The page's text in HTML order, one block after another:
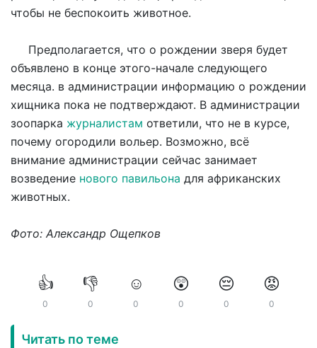
чтобы не беспокоить животное.
Предполагается, что о рождении зверя будет
объявлено в конце этого-начале следующего
месяца. в администрации информацию о рождении
хищника пока не подтверждают. В администрации
зоопарка журналистам ответили, что не в курсе,
почему огородили вольер. Возможно, всё
внимание администрации сейчас занимает
возведение нового павильона для африканских
животных.
Фото: Александр Ощепков
👍
0
👎
0
☺️
0
😲
0
😔
0
😡
0
Читать по теме